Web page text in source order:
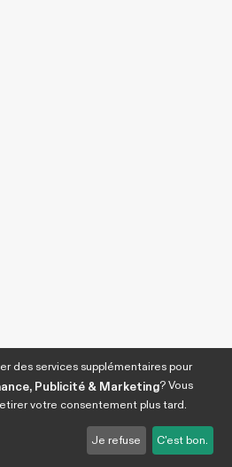
des services supplémentaires pour
Publicité & Marketing? Vous
votre consentement plus tard.
Je refuse C'est bon.